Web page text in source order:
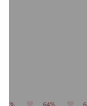
64% 64%